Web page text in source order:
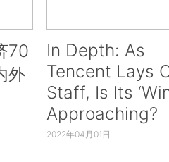
70
外
In Depth: As
Tencent Lays
Staff, Is Its
Approaching?
2022年04月01日